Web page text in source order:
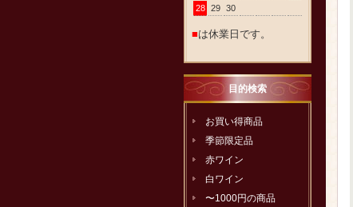
28
29 30
■は休業日です。
目的検索
お買い得商品
季節限定品
赤ワイン
白ワイン
〜1000円の商品